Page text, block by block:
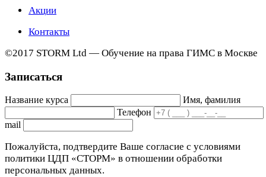
Акции
Контакты
©2017 STORM Ltd — Обучение на права ГИМС в Москве
Записаться
Название курса
Имя, фамилия
Телефон
mail
Пожалуйста, подтвердите Ваше согласие с условиями
политики ЦДП «СТОРМ» в отношении обработки
персональных данных.